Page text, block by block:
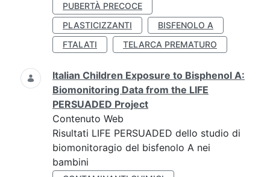
PUBERTÀ PRECOCE
PLASTICIZZANTI
BISFENOLO A
FTALATI
TELARCA PREMATURO
Italian Children Exposure to Bisphenol A:
Biomonitoring Data from the LIFE
PERSUADED Project
Contenuto Web
Risultati LIFE PERSUADED dello studio di
biomonitoragio del bisfenolo A nei
bambini